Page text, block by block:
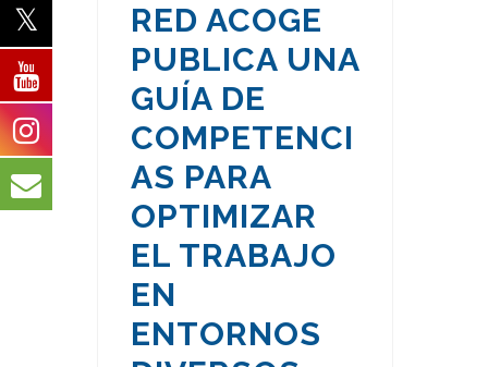
RED ACOGE
PUBLICA UNA
GUÍA DE
COMPETENCI
AS PARA
OPTIMIZAR
EL TRABAJO
EN
ENTORNOS